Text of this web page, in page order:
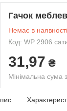
Гачок
Немає в наявності
Код: WP 2906
31,97 ₴
Мінімальна сума